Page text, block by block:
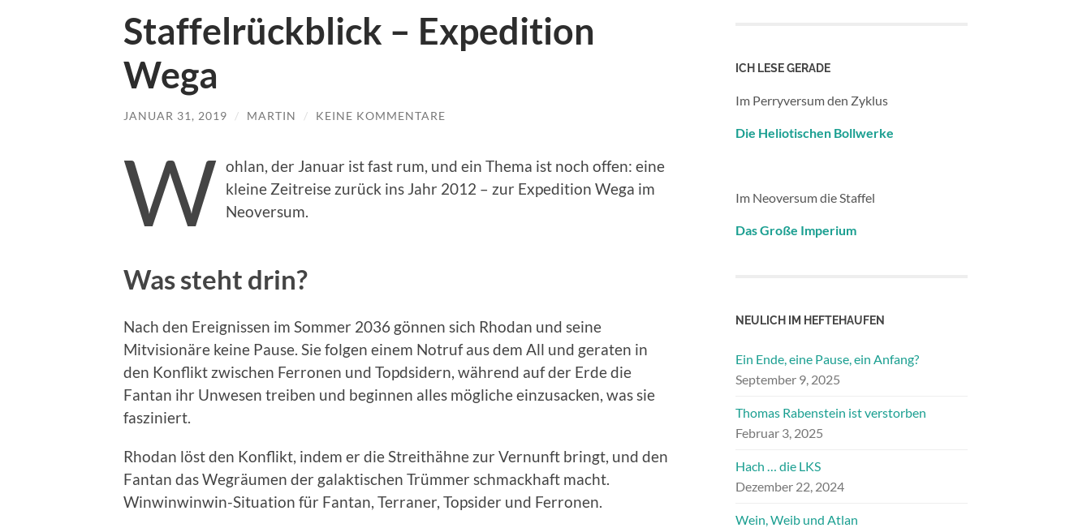
Staffelrückblick – Expedition
Wega
JANUAR 31, 2019 / MARTIN / KEINE KOMMENTARE
W ohlan, der Januar ist fast rum, und ein Thema ist noch offen: eine
kleine Zeitreise zurück ins Jahr 2012 – zur Expedition Wega im
Neoversum.
Was steht drin?
Nach den Ereignissen im Sommer 2036 gönnen sich Rhodan und seine
Mitvisionäre keine Pause. Sie folgen einem Notruf aus dem All und geraten in
den Konflikt zwischen Ferronen und Topdsidern, während auf der Erde die
Fantan ihr Unwesen treiben und beginnen alles mögliche einzusacken, was sie
fasziniert.
Rhodan löst den Konflikt, indem er die Streithähne zur Vernunft bringt, und den
Fantan das Wegräumen der galaktischen Trümmer schmackhaft macht.
Winwinwinwin-Situation für Fantan, Terraner, Topsider und Ferronen.
ICH LESE GERADE
Im Perryversum den Zyklus
Die Heliotischen Bollwerke
Im Neoversum die Staffel
Das Große Imperium
NEULICH IM HEFTEHAUFEN
Ein Ende, eine Pause, ein Anfang?
September 9, 2025
Thomas Rabenstein ist verstorben
Februar 3, 2025
Hach … die LKS
Dezember 22, 2024
Wein, Weib und Atlan